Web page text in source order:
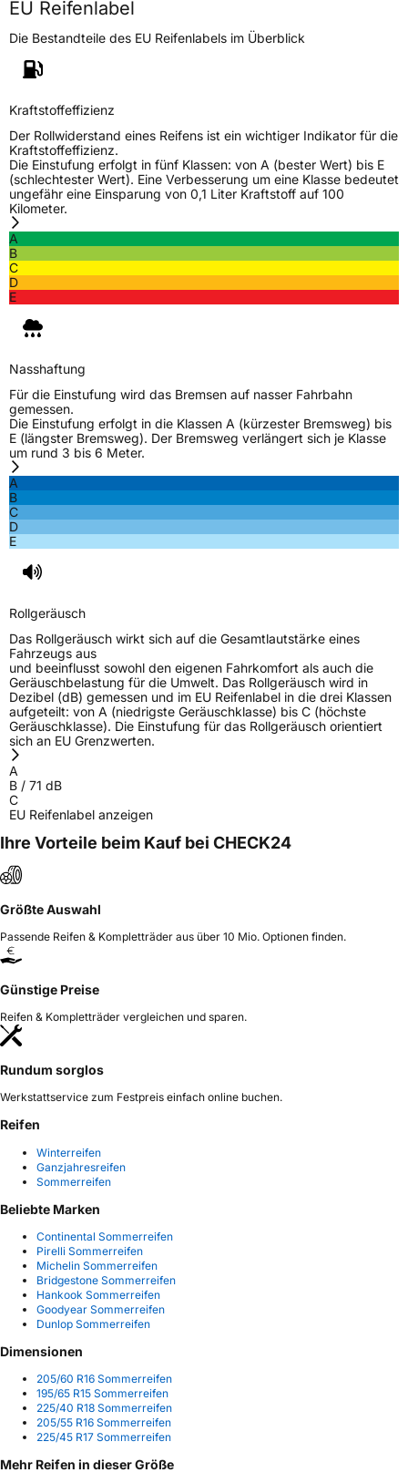
Allgemeine Produktsicherheit (GPSR)
Herstellerkontakt
EU Reifenlabel
Die Bestandteile des EU Reifenlabels im Überblick
Kraftstoffeffizienz
Der Rollwiderstand eines Reifens ist ein wichtiger Indikator für die
Kraftstoffeffizienz.
Die Einstufung erfolgt in fünf Klassen: von A (bester Wert) bis E
(schlechtester Wert). Eine Verbesserung um eine Klasse bedeutet
ungefähr eine Einsparung von 0,1 Liter Kraftstoff auf 100
Kilometer.
A
B
C
D
E
Nasshaftung
Für die Einstufung wird das Bremsen auf nasser Fahrbahn
gemessen.
Die Einstufung erfolgt in die Klassen A (kürzester Bremsweg) bis
E (längster Bremsweg). Der Bremsweg verlängert sich je Klasse
um rund 3 bis 6 Meter.
A
B
C
D
E
Rollgeräusch
Das Rollgeräusch wirkt sich auf die Gesamtlautstärke eines
Fahrzeugs aus
und beeinflusst sowohl den eigenen Fahrkomfort als auch die
Geräuschbelastung für die Umwelt. Das Rollgeräusch wird in
Dezibel (dB) gemessen und im EU Reifenlabel in die drei Klassen
aufgeteilt: von A (niedrigste Geräuschklasse) bis C (höchste
Geräuschklasse). Die Einstufung für das Rollgeräusch orientiert
sich an EU Grenzwerten.
A
B / 71 dB
C
EU Reifenlabel anzeigen
Ihre Vorteile beim Kauf bei CHECK24
Größte Auswahl
Passende Reifen & Kompletträder aus über 10 Mio. Optionen finden.
Günstige Preise
Reifen & Kompletträder vergleichen und sparen.
Rundum sorglos
Werkstattservice zum Festpreis einfach online buchen.
Reifen
Winterreifen
Ganzjahresreifen
Sommerreifen
Beliebte Marken
Continental Sommerreifen
Pirelli Sommerreifen
Michelin Sommerreifen
Bridgestone Sommerreifen
Hankook Sommerreifen
Goodyear Sommerreifen
Dunlop Sommerreifen
Dimensionen
205/60 R16 Sommerreifen
195/65 R15 Sommerreifen
225/40 R18 Sommerreifen
205/55 R16 Sommerreifen
225/45 R17 Sommerreifen
Mehr Reifen in dieser Größe